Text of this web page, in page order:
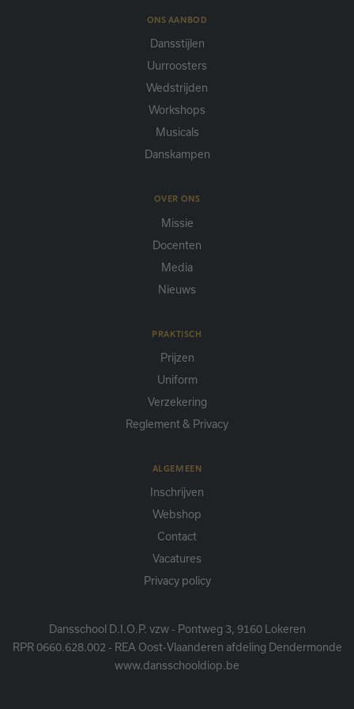
ONS AANBOD
Dansstijlen
Uurroosters
Wedstrijden
Workshops
Musicals
Danskampen
OVER ONS
Missie
Docenten
Media
Nieuws
PRAKTISCH
Prijzen
Uniform
Verzekering
Reglement & Privacy
ALGEMEEN
Inschrijven
Webshop
Contact
Vacatures
Privacy policy
Dansschool D.I.O.P. vzw - Pontweg 3, 9160 Lokeren
RPR 0660.628.002 - REA Oost-Vlaanderen afdeling Dendermonde
www.dansschooldiop.be